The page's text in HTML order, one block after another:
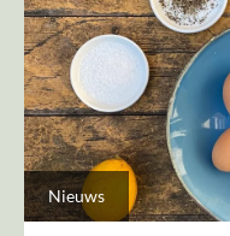
Nieuws